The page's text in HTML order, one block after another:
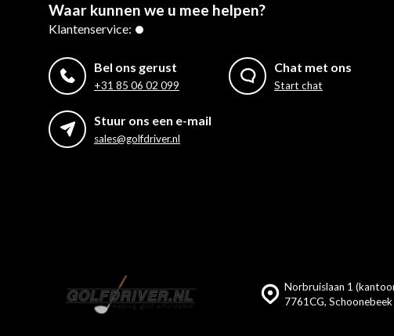
Waar kunnen we u mee helpen?
Klantenservice:
Bel ons gerust
+31 85 06 02 099
Chat met ons
Start chat
Stuur ons een e-mail
sales@golfdriver.nl
Norbruislaan 1
7761CG, Schoonebeek